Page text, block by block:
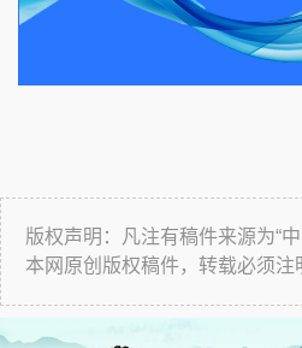
版权声明：凡注有稿件来源为“
本网原创版权稿件，转载必须注